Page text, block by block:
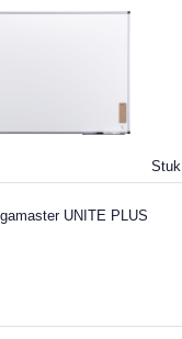
Stuk
UNITE PLUS